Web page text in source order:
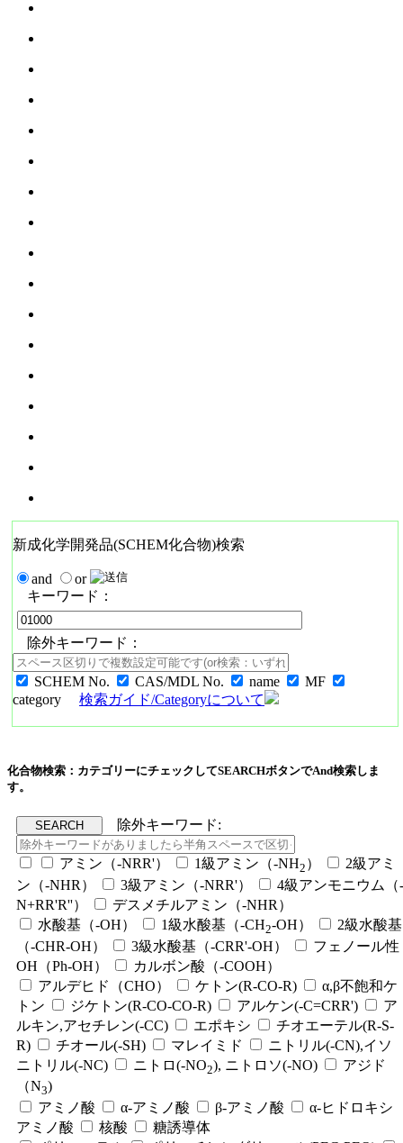
新成化学開発品(SCHEM化合物)検索
and
or
キーワード：
除外キーワード：
SCHEM No. CAS/MDL No. name
MF
category
検索ガイド/Categoryについて
化合物検索：カテゴリーにチェックしてSEARCHボタンでAnd検索しま
す。
除外キーワード:
アミン（-NRR'） 1級アミン（-NH2 ）
2級アミ
ン（-NHR）
3級アミン（-NRR'）
4級アンモニウム（-
N+RR'R''）
デスメチルアミン（-NHR）
水酸基（-OH）
1級水酸基（-CH2-OH）
2級水酸基
（-CHR-OH）
3級水酸基（-CRR'-OH）
フェノール性
OH（Ph-OH）
カルボン酸（-COOH）
アルデヒド（CHO）
ケトン(R-CO-R)
α,β不飽和ケ
トン
ジケトン(R-CO-CO-R) アルケン(-C=CRR')
ア
ルキン,アセチレン(-CC)
エポキシ
チオエーテル(R-S-
R)
チオール(-SH) マレイミド
ニトリル(-CN),イソ
ニトリル(-NC)
ニトロ(-NO2), ニトロソ(-NO)
アジド
（N3)
アミノ酸
α-アミノ酸 β-アミノ酸
α-ヒドロキシ
アミノ酸
核酸
糖誘導体